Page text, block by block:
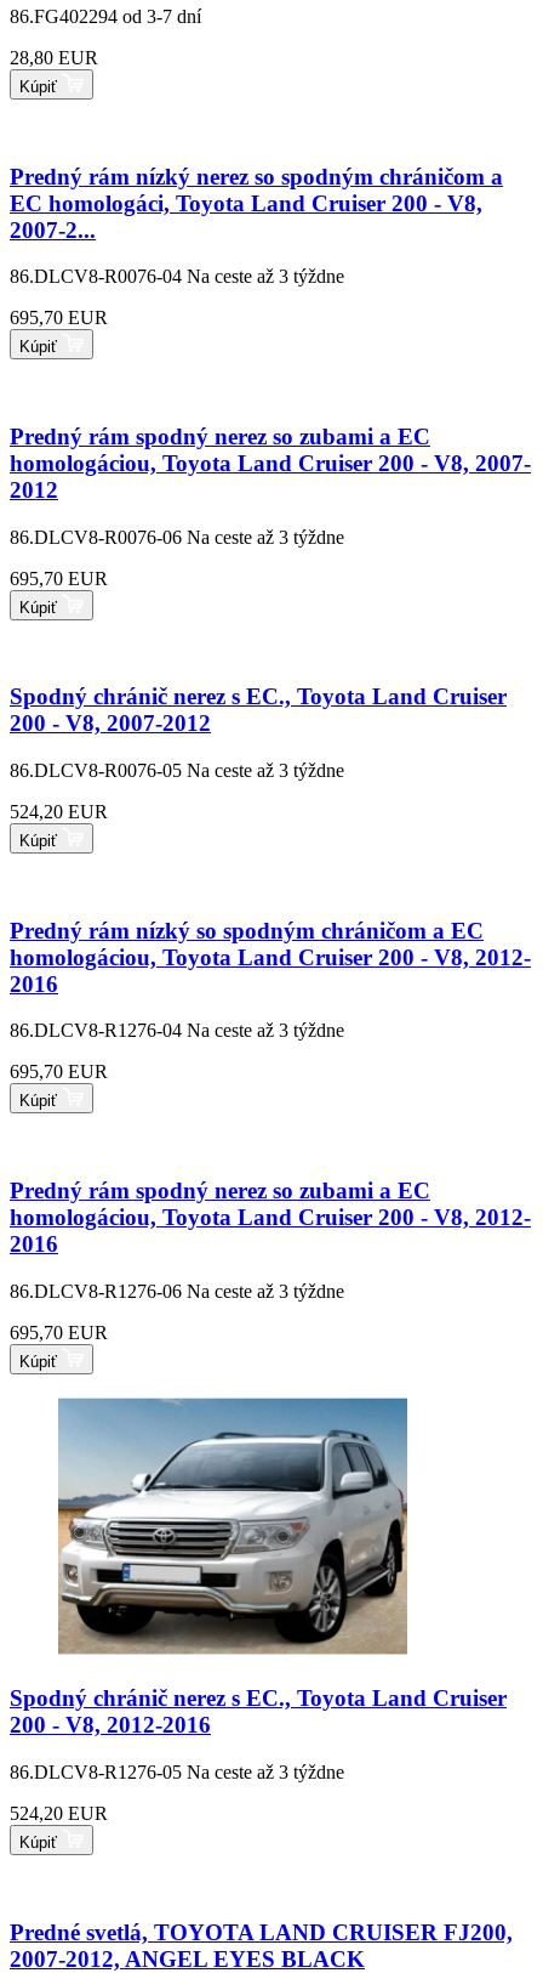
86.FG402294 od 3-7 dní
28,80 EUR
Kúpiť
Predný rám nízký nerez so spodným chráničom a
EC homologáci, Toyota Land Cruiser 200 - V8,
2007-2...
86.DLCV8-R0076-04 Na ceste až 3 týždne
695,70 EUR
Kúpiť
Predný rám spodný nerez so zubami a EC
homologáciou, Toyota Land Cruiser 200 - V8, 2007-
2012
86.DLCV8-R0076-06 Na ceste až 3 týždne
695,70 EUR
Kúpiť
Spodný chránič nerez s EC., Toyota Land Cruiser
200 - V8, 2007-2012
86.DLCV8-R0076-05 Na ceste až 3 týždne
524,20 EUR
Kúpiť
Predný rám nízký so spodným chráničom a EC
homologáciou, Toyota Land Cruiser 200 - V8, 2012-
2016
86.DLCV8-R1276-04 Na ceste až 3 týždne
695,70 EUR
Kúpiť
Predný rám spodný nerez so zubami a EC
homologáciou, Toyota Land Cruiser 200 - V8, 2012-
2016
86.DLCV8-R1276-06 Na ceste až 3 týždne
695,70 EUR
Kúpiť
Spodný chránič nerez s EC., Toyota Land Cruiser
200 - V8, 2012-2016
86.DLCV8-R1276-05 Na ceste až 3 týždne
524,20 EUR
Kúpiť
Predné svetlá, TOYOTA LAND CRUISER FJ200,
2007-2012, ANGEL EYES BLACK